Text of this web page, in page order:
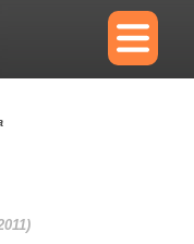
×
Diccionario